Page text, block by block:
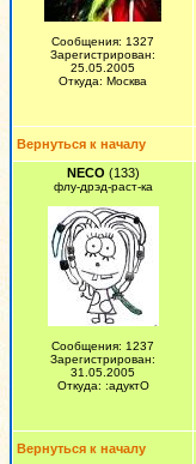
Сообщения: 1327
Зарегистрирован:
25.05.2005
Откуда: Москва
Вернуться к началу
NECO (133)
флу-дрэд-раст-ка
Сообщения: 1237
Зарегистрирован:
31.05.2005
Откуда: :адуктО
Вернуться к началу